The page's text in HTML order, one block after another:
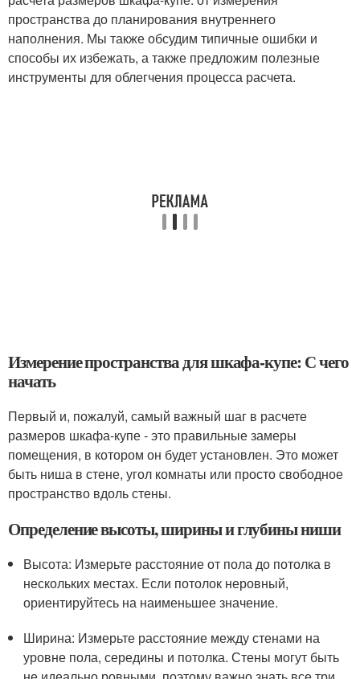
пространства до планирования внутреннего
наполнения. Мы также обсудим типичные ошибки и
способы их избежать, а также предложим полезные
инструменты для облегчения процесса расчета.
Измерение пространства для шкафа-купе: С чего
начать
Первый и, пожалуй, самый важный шаг в расчете
размеров шкафа-купе - это правильные замеры
помещения, в котором он будет установлен. Это может
быть ниша в стене, угол комнаты или просто свободное
пространство вдоль стены.
Определение высоты, ширины и глубины ниши
Высота: Измерьте расстояние от пола до потолка в
нескольких местах. Если потолок неровный,
ориентируйтесь на наименьшее значение.
Ширина: Измерьте расстояние между стенами на
уровне пола, середины и потолка. Стены могут быть